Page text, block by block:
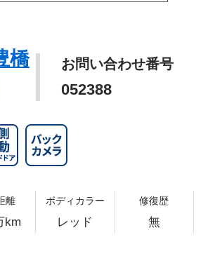
橋
お問い合わせ番号
052388
離
km
ボディカラー
レッド
修復歴
無